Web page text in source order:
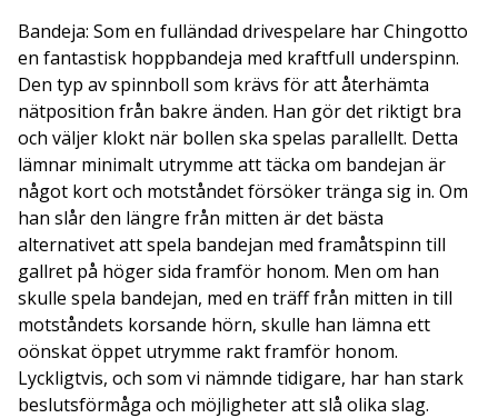
Bandeja: Som en fulländad drivespelare har Chingotto
en fantastisk hoppbandeja med kraftfull underspinn.
Den typ av spinnboll som krävs för att återhämta
nätposition från bakre änden. Han gör det riktigt bra
och väljer klokt när bollen ska spelas parallellt. Detta
lämnar minimalt utrymme att täcka om bandejan är
något kort och motståndet försöker tränga sig in. Om
han slår den längre från mitten är det bästa
alternativet att spela bandejan med framåtspinn till
gallret på höger sida framför honom. Men om han
skulle spela bandejan, med en träff från mitten in till
motståndets korsande hörn, skulle han lämna ett
oönskat öppet utrymme rakt framför honom.
Lyckligtvis, och som vi nämnde tidigare, har han stark
beslutsförmåga och möjligheter att slå olika slag.